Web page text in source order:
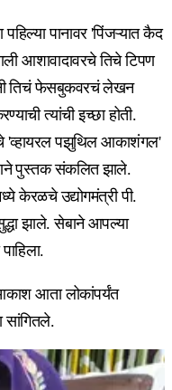
पहिल्या पानावर 'पिंजऱ्यात कैद
आशावादावरचे तिचे टिपण
तिचं फेसबुकवरचं लेखन
त्यांची इच्छा होती.
'व्हायरल पझुथिल आकाशंगल'
पुस्तक संकलित झाले.
केरळचे उद्योगमंत्री पी.
झाले. सेबाने आपल्या
आता लोकांपर्यंत
सांगितले.